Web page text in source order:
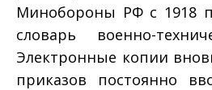
Минобороны РФ с 1918
словарь военно-
Электронные копии
приказов постоянно